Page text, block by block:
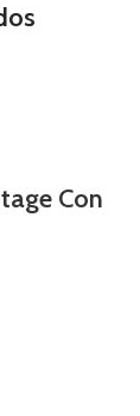
Con